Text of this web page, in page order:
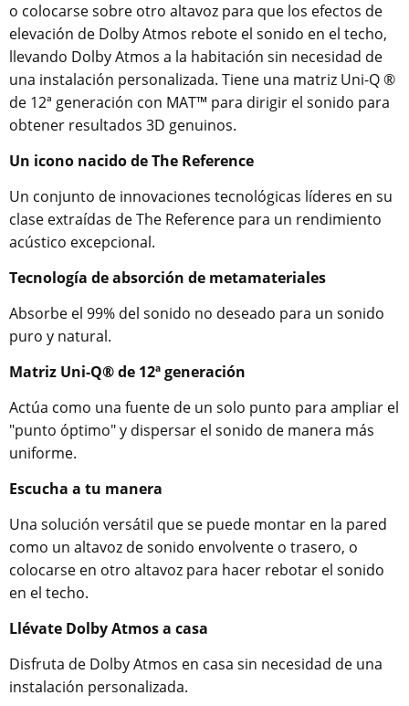
o colocarse sobre otro altavoz para que los efectos de
elevación de Dolby Atmos rebote el sonido en el techo,
llevando Dolby Atmos a la habitación sin necesidad de
una instalación personalizada. Tiene una matriz Uni-Q ®
de 12ª generación con MAT™ para dirigir el sonido para
obtener resultados 3D genuinos.
Un icono nacido de The Reference
Un conjunto de innovaciones tecnológicas líderes en su
clase extraídas de The Reference para un rendimiento
acústico excepcional.
Tecnología de absorción de metamateriales
Absorbe el 99% del sonido no deseado para un sonido
puro y natural.
Matriz Uni-Q® de 12ª generación
Actúa como una fuente de un solo punto para ampliar el
"punto óptimo" y dispersar el sonido de manera más
uniforme.
Escucha a tu manera
Una solución versátil que se puede montar en la pared
como un altavoz de sonido envolvente o trasero, o
colocarse en otro altavoz para hacer rebotar el sonido
en el techo.
Llévate Dolby Atmos a casa
Disfruta de Dolby Atmos en casa sin necesidad de una
instalación personalizada.